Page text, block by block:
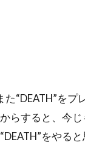
た“DEATH”をプ
らすると、今
をやると